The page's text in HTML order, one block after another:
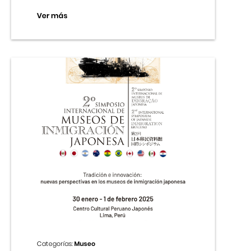
Ver más
Categorías:Museo